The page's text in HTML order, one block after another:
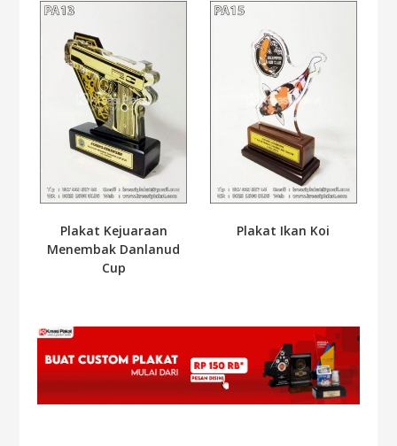
Plakat Kejuaraan
Menembak Danlanud
Cup
Plakat Ikan Koi